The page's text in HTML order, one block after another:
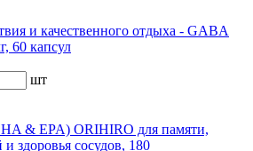
и качественного отдыха - GABA
60 капсул
шт
& EPA) ORIHIRO для памяти,
здоровья сосудов, 180